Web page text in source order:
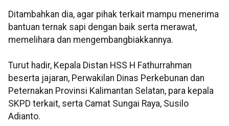
Ditambahkan dia, agar pihak terkait mampu menerima
bantuan ternak sapi dengan baik serta merawat,
memelihara dan mengembangbiakkannya.
Turut hadir, Kepala Distan HSS H Fathurrahman
beserta jajaran, Perwakilan Dinas Perkebunan dan
Peternakan Provinsi Kalimantan Selatan, para kepala
SKPD terkait, serta Camat Sungai Raya, Susilo
Adianto.